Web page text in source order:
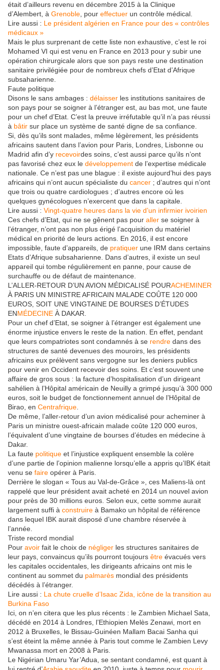
était d’ailleurs revenu en décembre 2015 à la Clinique
d’Alembert, à Grenoble , pour effectuer un contrôle médical.
Lire aussi : Le président algérien en France pour des « contrôles
médicaux »
Mais le plus surprenant de cette liste non exhaustive, c’est le roi
Mohamed VI qui est venu en France en 2013 pour y subir une
opération chirurgicale alors que son pays reste une destination
sanitaire privilégiée pour de nombreux chefs d’Etat d’Afrique
subsaharienne.
Faute politique
Disons le sans ambages : délaisser les institutions sanitaires de
son pays pour se soigner à l’étranger est, au bas mot, une faute
pour un chef d’Etat. C’est la preuve irréfutable qu’il n’a pas réussi
à bâtir sur place un système de santé digne de sa confiance.
Si, dès qu’ils sont malades, même légèrement, les présidents
africains sautent dans l’avion pour Paris, Londres, Lisbonne ou
Madrid afin d’y recevoirdes soins, c’est aussi parce qu’ils n’ont
pas favorisé chez eux le développement de l’expertise médicale
nationale. Ce n’est pas une blague : il existe aujourd’hui des pays
africains qui n’ont aucun spécialiste du cancer ; d’autres qui n’ont
que trois ou quatre cardiologues ; d’autres encore où les
quelques gynécologues n’exercent que dans la capitale.
Lire aussi : Vingt-quatre heures dans la vie d’un infirmier ivoirien
Ces chefs d’Etat, qui ne se gênent pas pour aller se soigner à
l’étranger, n’ont pas non plus érigé l’acquisition du matériel
médical en priorité de leurs actions. En 2016, il est encore
impossible, faute d’appareils, de pratiquer une IRM dans certains
Etats d’Afrique subsaharienne. Dans d’autres, il existe un seul
appareil qui tombe régulièrement en panne, pour cause de
surchauffe ou de défaut de maintenance.
L’ALLER-RETOUR D’UN AVION MÉDICALISÉ POURACHEMINER
À PARIS UN MINISTRE AFRICAIN MALADE COÛTE 120 000
EUROS, SOIT UNE VINGTAINE DE BOURSES D’ÉTUDES
ENMÉDECINE À DAKAR.
Pour un chef d’Etat, se soigner à l’étranger est également une
énorme injustice envers le reste de la nation. En effet, pendant
que leurs compatriotes sont condamnés à se rendre dans des
structures de santé devenues des mouroirs, les présidents
africains eux prélèvent sans vergogne sur les deniers publics
pour venir en Occident recevoir des soins. Et c’est souvent une
affaire de gros sous : la facture d’hospitalisation d’un dirigeant
sahélien à l’Hôpital américain de Neuilly a grimpé jusqu’à 300 000
euros, soit le budget de fonctionnement annuel de l’Hôpital de
Birao, en Centrafrique
De même, l’aller-retour d’un avion médicalisé pour acheminer à
Paris un ministre ouest-africain malade coûte 120 000 euros,
l’équivalent d’une vingtaine de bourses d’études en médecine à
Dakar.
La faute politique et l’injustice expliquent ensemble la colère
d’une partie de l’opinion malienne lorsqu’elle a appris qu’IBK était
venu se faire opérer à Paris.
Derrière le slogan « Tous au Val-de-Grâce », ces Maliens-là ont
rappelé que leur président avait acheté en 2014 un nouvel avion
pour près de 30 millions euros. Selon eux, cette somme aurait
largement suffi à construire à Bamako un hôpital de référence
dans lequel IBK aurait disposé d’une chambre réservée à
l’année.
Triste record mondial
Pour avoir fait le choix de négliger les structures sanitaires de
leur pays, convaincus qu’ils pourront toujours être évacués vers
les capitales occidentales, les dirigeants africains ont mis le
continent au sommet du palmarès mondial des présidents
décédés à l’étranger.
Lire aussi : La chute cruelle d’Isaac Zida, icône de la transition au
Burkina Faso
Ici, on n’en citera que les plus récents : le Zambien Michael Sata,
décédé en 2014 à Londres, l’Ethiopien Melès Zenawi, mort en
2012 à Bruxelles, le Bissau-Guinéen Mallam Bacai Sanha qui
s’est éteint la même année à Paris tout comme le Zambien Levy
Mwanassa mort en 2008 à Paris.
Le Nigérian Umaru Yar’Adua, se sentant condamné, est quant à